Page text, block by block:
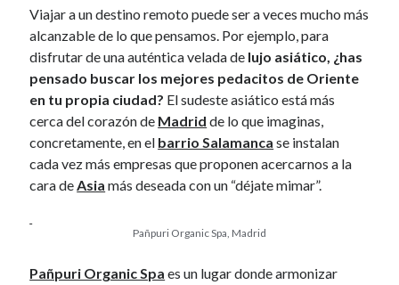
January 2013
December 2012
November 2012
October 2012
September 2012
August 2012
July 2012
June 2012
May 2012
January 2012
Viajar a un destino remoto puede ser a veces mucho más
alcanzable de lo que pensamos. Por ejemplo, para
disfrutar de una auténtica velada de lujo asiático, ¿has
pensado buscar los mejores pedacitos de Oriente
en tu propia ciudad? El sudeste asiático está más
cerca del corazón de Madrid de lo que imaginas,
concretamente, en el barrio Salamanca se instalan
cada vez más empresas que proponen acercarnos a la
cara deAsia más deseada con un “déjate mimar”.
Pañpuri Organic Spa, Madrid
Pañpuri Organic Spa es un lugar donde armonizar